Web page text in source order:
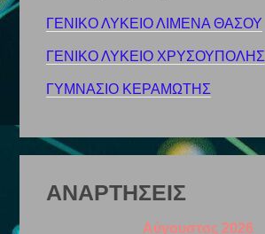
ΓΕΝΙΚΟ ΛΥΚΕΙΟ ΛΙΜΕΝΑ ΘΑΣΟΥ
ΓΕΝΙΚΟ ΛΥΚΕΙΟ ΧΡΥΣΟΥΠΟΛΗΣ
ΓΥΜΝΑΣΙΟ ΚΕΡΑΜΩΤΗΣ
ΑΝΑΡΤΗΣΕΙΣ
Αύγουστος 2026